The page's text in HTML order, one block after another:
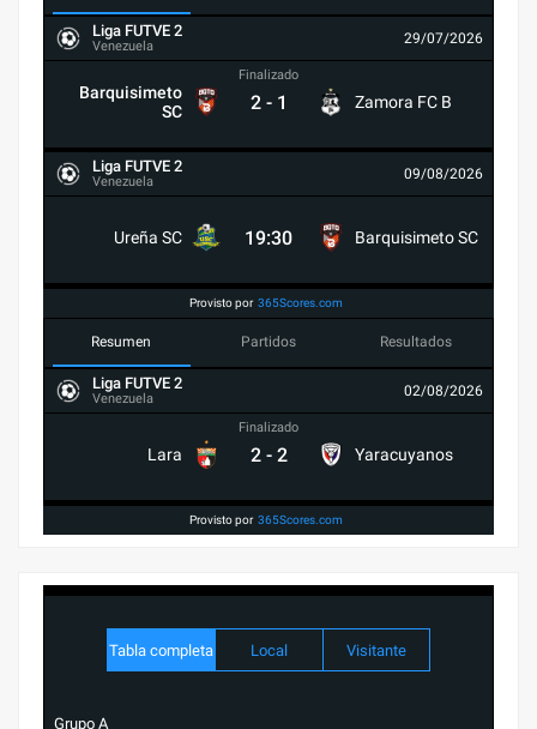
Liga FUTVE 2
Venezuela 29/07/2026
Barquisimeto
SC
Finalizado
2 - 1 Zamora FC B
Liga FUTVE 2
Venezuela 09/08/2026
Ureña SC 19:30 Barquisimeto SC
Provisto por 365Scores.com
Resumen Partidos Resultados
Liga FUTVE 2
Venezuela 02/08/2026
Lara
Finalizado
2 - 2 Yaracuyanos
Provisto por 365Scores.com
Tabla completa Local Visitante
Grupo A